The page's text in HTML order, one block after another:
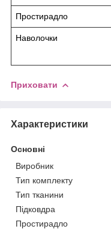
Простирадло
Наволочки
Приховати
Характеристики
Основні
Виробник
Тип комплекту
Тип тканини
Підковдра
Простирадло